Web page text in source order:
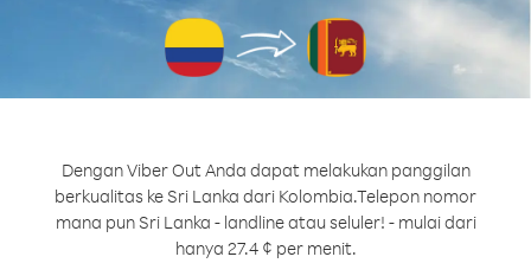
Dengan Viber Out Anda dapat melakukan panggilan
berkualitas ke Sri Lanka dari Kolombia.Telepon nomor
mana pun Sri Lanka - landline atau seluler! - mulai dari
hanya 27.4 ¢ per menit.